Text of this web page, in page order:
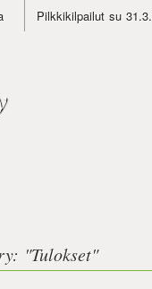
Pilkkikilpailut su
"Tulokset"